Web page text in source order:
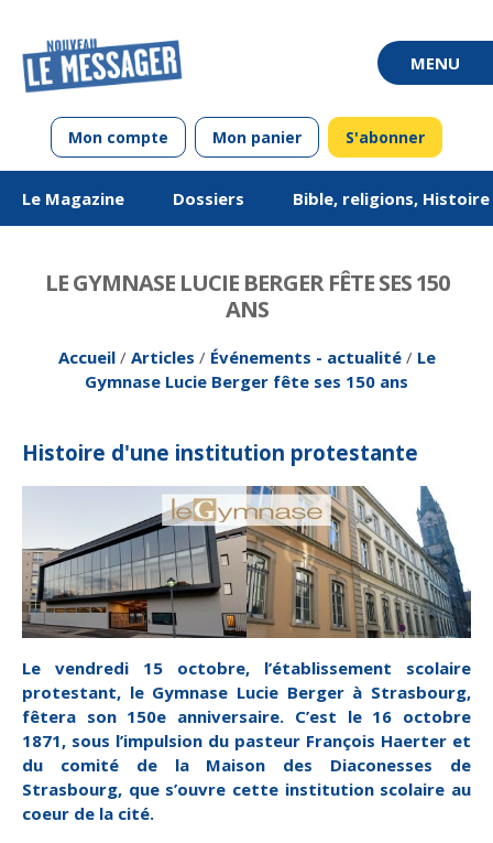
Mon compte Mon panier S'abonner
Le Magazine Dossiers
luthériennes : 100
ans de vivre
ensemble
Le Rhin : Les
méandres d'un fleuve
Œuvre de paix
Bible, religions,
alsacien
allemand
mars-avril 2013
mars-avril 2015
De mai-juin 2015 à
mars-avril 2017
De mai-juin 2017 à
septembre-octobre
LE GYMNASE LUCIE BERGER FÊTE SES 150
ANS
Accueil/ Articles / Événements - actualité/ Le
Gymnase Lucie Berger fête ses 150 ans
Histoire d'une institution protestante
Le vendredi 15 octobre, l’établissement scolaire
protestant, le Gymnase Lucie Berger à Strasbourg,
fêtera son 150e anniversaire. C’est le 16 octobre
1871, sous l’impulsion du pasteur François Haerter et
du comité de la Maison des Diaconesses de
Strasbourg, que s’ouvre cette institution scolaire au
coeur de la cité.